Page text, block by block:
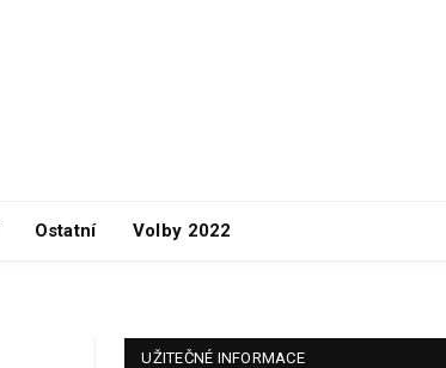
Ostatní Volby 2022
UŽITEČNÉ INFORMACE